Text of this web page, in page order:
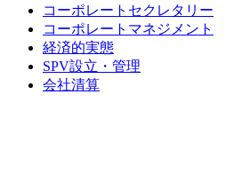
コーポレートセクレタリー
コーポレートマネジメント
経済的実態
SPV設立・管理
会社清算